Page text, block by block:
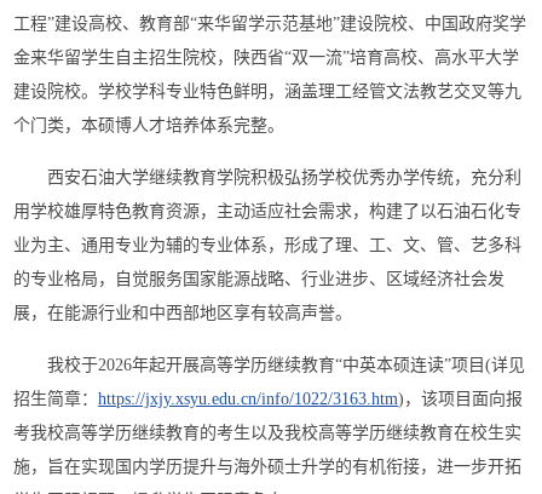
工程”建设高校、教育部“来华留学示范基地”建设院校、中国政府奖学
金来华留学生自主招生院校，陕西省“双一流”培育高校、高水平大学
建设院校。学校学科专业特色鲜明，涵盖理工经管文法教艺交叉等九
个门类，本硕博人才培养体系完整。
西安石油大学继续教育学院积极弘扬学校优秀办学传统，充分利
用学校雄厚特色教育资源，主动适应社会需求，构建了以石油石化专
业为主、通用专业为辅的专业体系，形成了理、工、文、管、艺多科
的专业格局，自觉服务国家能源战略、行业进步、区域经济社会发
展，在能源行业和中西部地区享有较高声誉。
我校于2026年起开展高等学历继续教育“中英本硕连读”项目(详见
招生简章：https://jxjy.xsyu.edu.cn/info/1022/3163.htm)，该项目面向报
考我校高等学历继续教育的考生以及我校高等学历继续教育在校生实
施，旨在实现国内学历提升与海外硕士升学的有机衔接，进一步开拓